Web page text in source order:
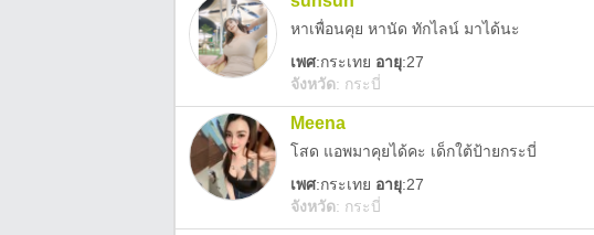
หาเพื่อนคุย หานัด ทักไลน์ มาได้นะ
เพศ:กระเทย อายุ:27
จังหวัด: กระบี่
Meena
โสด แอพมาคุยได้คะ เด็กใต้ป้ายกระบี่
เพศ:กระเทย อายุ:27
จังหวัด: กระบี่